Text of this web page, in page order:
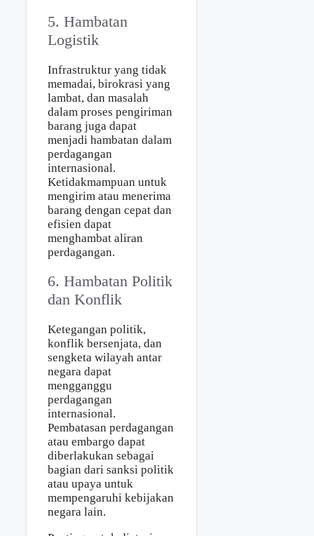
5. Hambatan
Logistik
Infrastruktur yang tidak
memadai, birokrasi yang
lambat, dan masalah
dalam proses pengiriman
barang juga dapat
menjadi hambatan dalam
perdagangan
internasional.
Ketidakmampuan untuk
mengirim atau menerima
barang dengan cepat dan
efisien dapat
menghambat aliran
perdagangan.
6. Hambatan Politik
dan Konflik
Ketegangan politik,
konflik bersenjata, dan
sengketa wilayah antar
negara dapat
mengganggu
perdagangan
internasional.
Pembatasan perdagangan
atau embargo dapat
diberlakukan sebagai
bagian dari sanksi politik
atau upaya untuk
mempengaruhi kebijakan
negara lain.